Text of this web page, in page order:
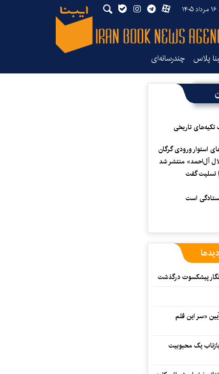
پلاس چندرسانه‌ای
تکیه‌های تاریخی
استوار ورودی گرگان
آل‌احمد» منتشر شد
تسلیت گفت
است
پیشکسوت درگذشت
در آیین «سر این قلم
یک محبوبیت